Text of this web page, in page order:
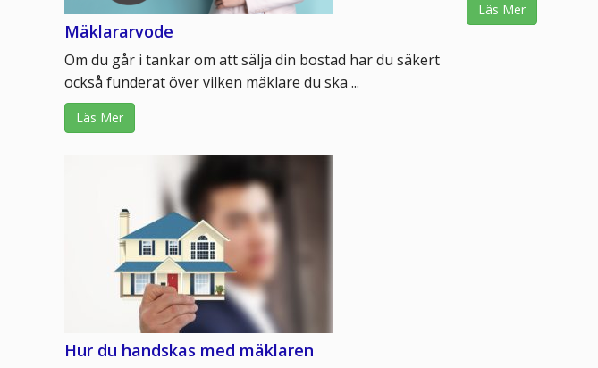
Mäklararvode
Om du går i tankar om att sälja din bostad har du säkert
också funderat över vilken mäklare du ska ...
Läs Mer
Läs Mer
Hur du handskas med mäklaren